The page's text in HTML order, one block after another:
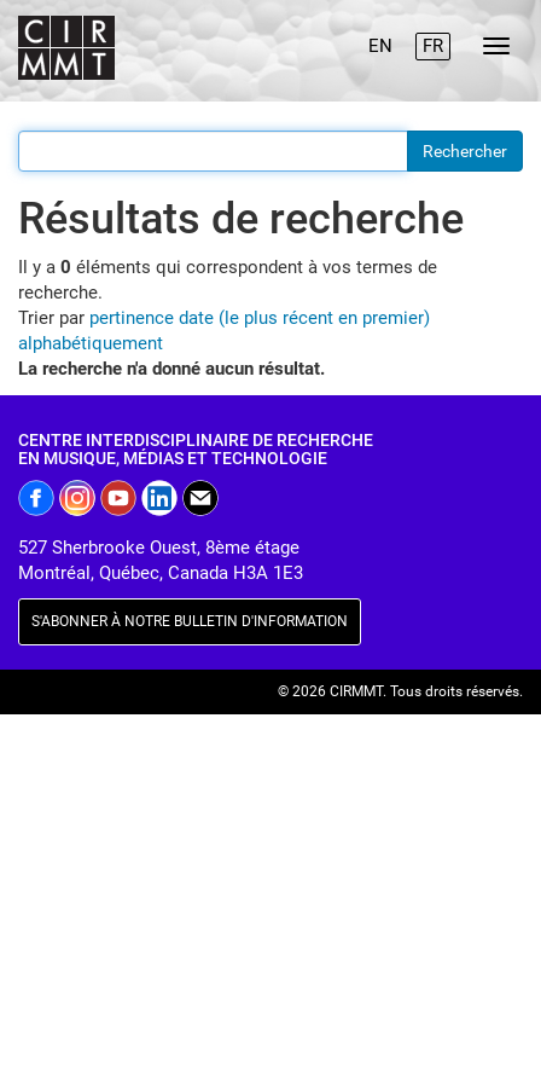
EN FR
Résultats de recherche
Il y a 0 éléments qui correspondent à vos termes de
recherche.
Trier par pertinence date (le plus récent en premier)
alphabétiquement
La recherche n'a donné aucun résultat.
CENTRE INTERDISCIPLINAIRE DE RECHERCHE
EN MUSIQUE, MÉDIAS ET TECHNOLOGIE
527 Sherbrooke Ouest, 8ème étage
Montréal, Québec, Canada H3A 1E3
S'ABONNER À NOTRE BULLETIN D'INFORMATION
© 2026 CIRMMT. Tous droits réservés.